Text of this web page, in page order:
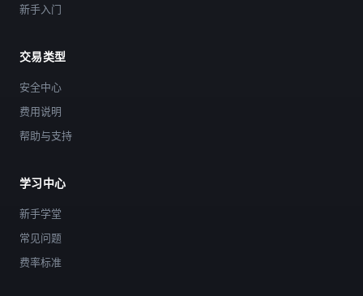
新手入门
交易类型
安全中心
费用说明
帮助与支持
学习中心
新手学堂
常见问题
费率标准